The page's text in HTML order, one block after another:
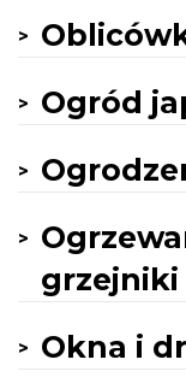
Ogród
grzejniki
Okna i